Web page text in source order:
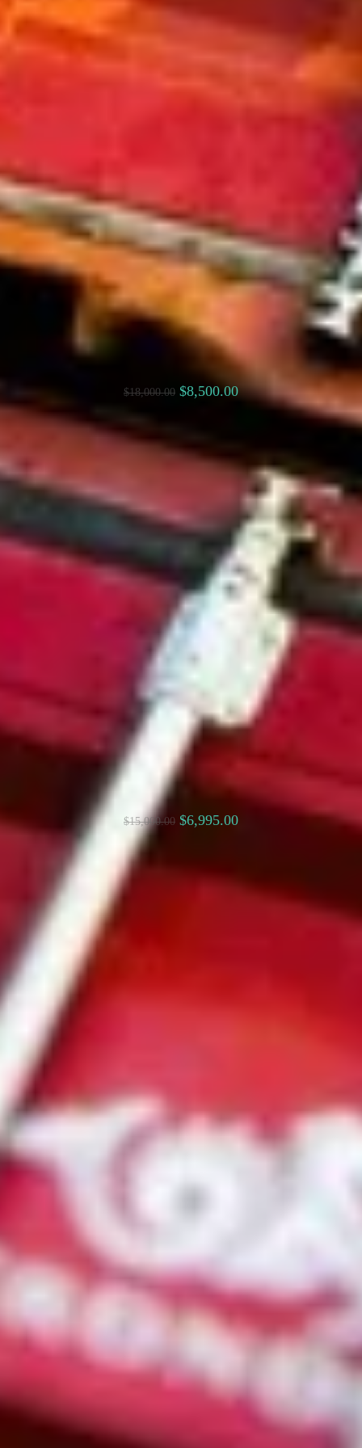
$18,000.00 $8,500.00
$15,000.00 $6,995.00